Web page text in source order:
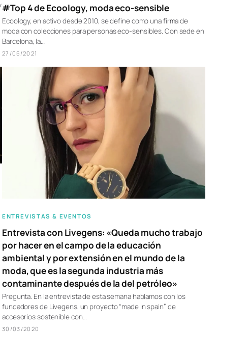
#Top 4 de Ecoology, moda eco-sensible
Ecoology, en activo desde 2010, se define como una firma de
moda con colecciones para personas eco-sensibles. Con sede en
Barcelona, la…
27/05/2021
ENTREVISTAS & EVENTOS
Entrevista con Livegens: «Queda mucho trabajo
por hacer en el campo de la educación
ambiental y por extensión en el mundo de la
moda, que es la segunda industria más
contaminante después de la del petróleo»
Pregunta. En la entrevista de esta semana hablamos con los
fundadores de Livegens, un proyecto “made in spain” de
accesorios sostenible con…
30/03/2020